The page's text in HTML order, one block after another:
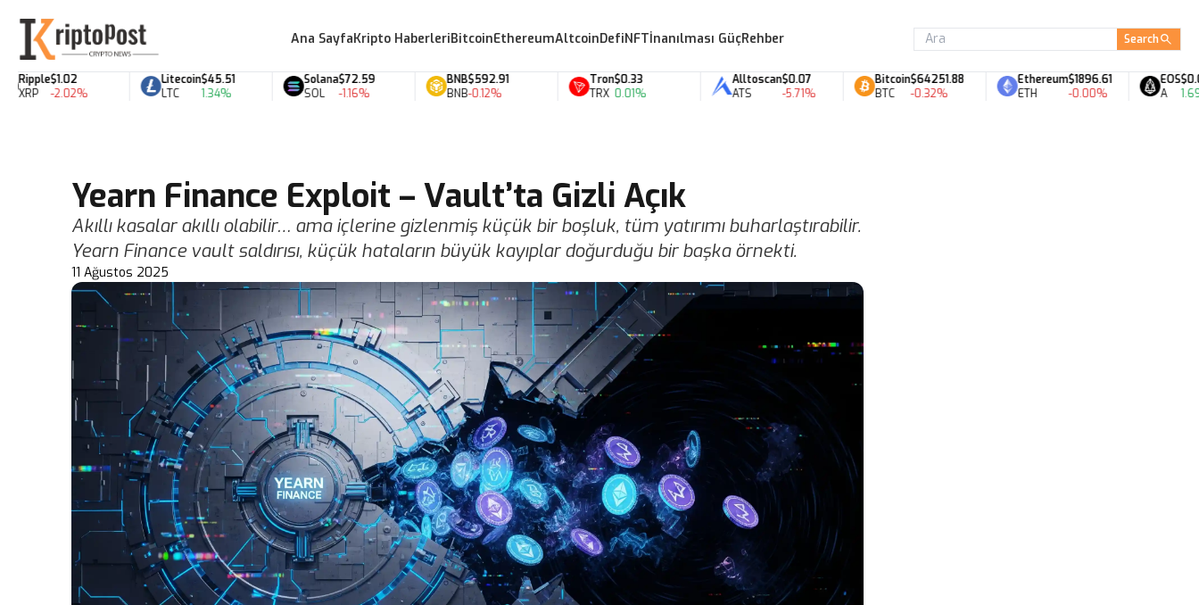
Ana SayfaKripto HaberleriBitcoinEthereumAltcoinDefiNFTİnanılması GüçRehber Search
$1.02
-2.02%
Litecoin
LTC
$45.51
1.34%
Solana
SOL
$72.59
-1.16%
BNB
BNB
$592.91
-0.12%
Tron
TRX
$0.33
0.01%
Alltoscan
ATS
$0.07
-5.71%
Bitcoin
BTC
$64251.88
-0.32%
Ethereum
ETH
$1896.61
-0.00%
EOS
A
$0.07
1.69%
Yearn Finance Exploit – Vault’ta Gizli Açık
Akıllı kasalar akıllı olabilir… ama içlerine gizlenmiş küçük bir boşluk, tüm yatırımı buharlaştırabilir.
Yearn Finance vault saldırısı, küçük hataların büyük kayıplar doğurduğu bir başka örnekti.
11 Ağustos 2025